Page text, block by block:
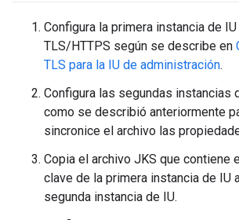
Configura la primera instancia de
TLS/HTTPS según se describe en
TLS para la IU de administración.
Configura las segundas instancias
como se describió anteriormente
sincronice el archivo las
Copia el archivo JKS que contiene
clave de la primera instancia de IU
segunda instancia de IU.